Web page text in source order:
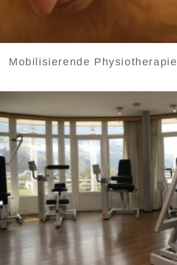
Mobilisierende Physiotherapie